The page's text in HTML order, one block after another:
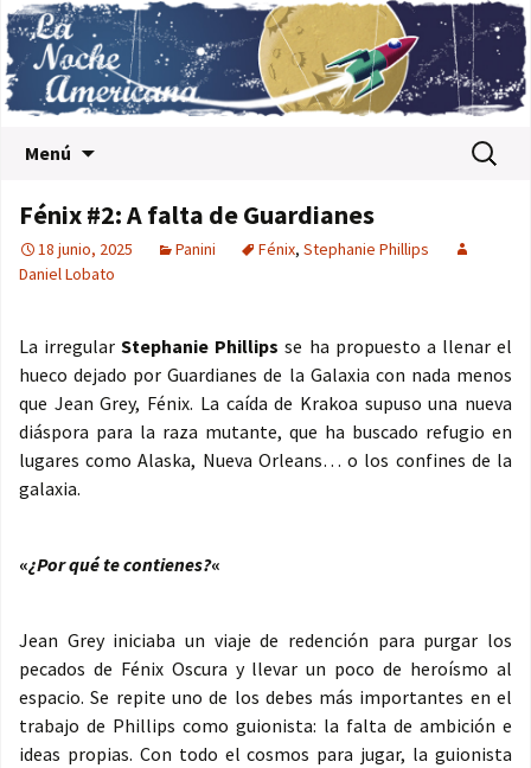
Menú Buscar:
Fénix #2: A falta de Guardianes
18 junio, 2025 Panini Fénix, Stephanie Phillips
Daniel Lobato
La irregularStephanie Phillips se ha propuesto a llenar el
hueco dejado por Guardianes de la Galaxia con nada menos
que Jean Grey, Fénix. La caída de Krakoa supuso una nueva
diáspora para la raza mutante, que ha buscado refugio en
lugares como Alaska, Nueva Orleans… o los confines de la
galaxia.
«¿Por qué te contienes?«
Jean Grey iniciaba un viaje de redención para purgar los
pecados de Fénix Oscura y llevar un poco de heroísmo al
espacio. Se repite uno de los debes más importantes en el
trabajo de Phillips como guionista: la falta de ambición e
ideas propias. Con todo el cosmos para jugar, la guionista